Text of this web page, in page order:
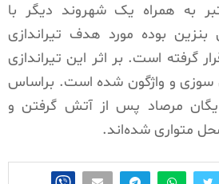
به همراه یک شهروند دیگر با
بوده مورد هدف تیراندازی
گرفته است. بر اثر این تیراندازی
سوزی و واژگون شده است. براساس
یگان مرصاد پس از آتش گرفتن و
متواری شده‌اند.